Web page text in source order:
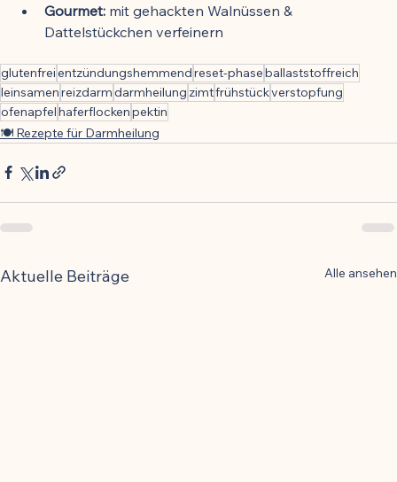
Gourmet: mit gehackten Walnüssen &
Dattelstückchen verfeinern
glutenfreientzündungshemmendreset-phaseballaststoffreich
leinsamenreizdarmdarmheilung zimtfrühstückverstopfung
ofenapfelhaferflockenpektin
🍽️ Rezepte für Darmheilung
Aktuelle Beiträge Alle ansehen